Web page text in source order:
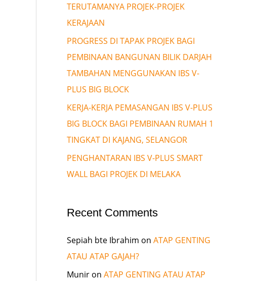
TERUTAMANYA PROJEK-PROJEK
KERAJAAN
PROGRESS DI TAPAK PROJEK BAGI
PEMBINAAN BANGUNAN BILIK DARJAH
TAMBAHAN MENGGUNAKAN IBS V-
PLUS BIG BLOCK
KERJA-KERJA PEMASANGAN IBS V-PLUS
BIG BLOCK BAGI PEMBINAAN RUMAH 1
TINGKAT DI KAJANG, SELANGOR
PENGHANTARAN IBS V-PLUS SMART
WALL BAGI PROJEK DI MELAKA
Recent Comments
Sepiah bte Ibrahim on ATAP GENTING
ATAU ATAP GAJAH?
Munir on ATAP GENTING ATAU ATAP